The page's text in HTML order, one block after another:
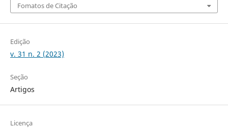
Fomatos de Citação
Edição
v. 31 n. 2 (2023)
Seção
Artigos
Licença